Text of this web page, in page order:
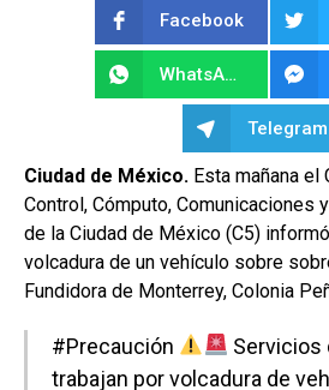
Facebook
WhatsApp
Telegram
Ciudad de México. Esta mañana el
Control, Cómputo, Comunicaciones
de la Ciudad de México (C5)
volcadura de un vehículo sobre
Fundidora de Monterrey, Colonia
#Precaución
Servicios
trabajan por volcadura de